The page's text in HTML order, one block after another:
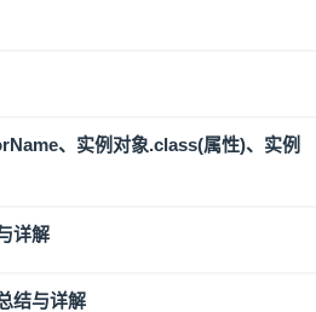
、实例对象.class(属性)、实例
详解
结与详解